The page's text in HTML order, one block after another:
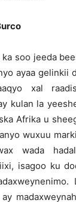
soo jeeda
ayaa gelinkii
xal
kulan la
Afrika u
wuxuu
wada
isagoo ku